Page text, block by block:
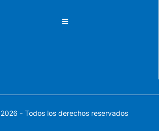
- Todos los derechos reservados